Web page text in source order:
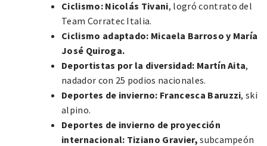
Ciclismo: Nicolás Tivani, logró contrato del
Team Corratec Italia.
Ciclismo adaptado: Micaela Barroso y María
José Quiroga.
Deportistas por la diversidad: Martín Aita,
nadador con 25 podios nacionales.
Deportes de invierno: Francesca Baruzzi, ski
alpino.
Deportes de invierno de proyección
internacional: Tiziano Gravier,subcampeón